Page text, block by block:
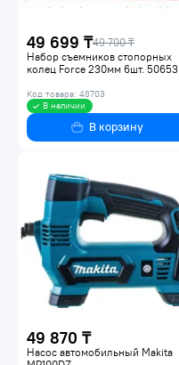
49 699 ₸49 700 ₸
Набор съемников стопорных
колец Force 230мм 6шт. 50653
Код товара: 48703
В наличии
В корзину
49 870 ₸
Насос автомобильный Makita